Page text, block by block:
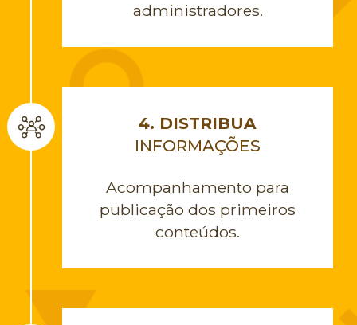
administradores.
4. DISTRIBUA
INFORMAÇÕES
Acompanhamento para
publicação dos primeiros
conteúdos.